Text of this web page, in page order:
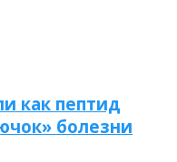
как пептид
болезни